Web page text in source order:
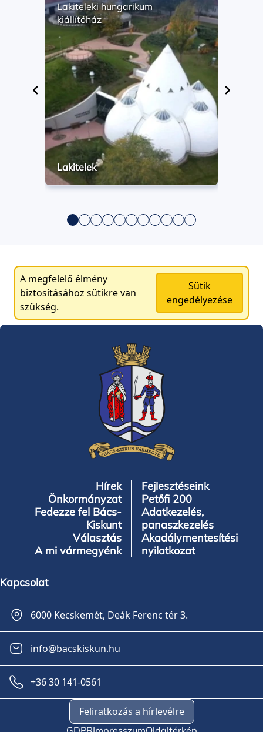
Lakiteleki hungarikum
kiállítóház
Lakitelek
A megfelelő élmény
biztosításához sütikre van
szükség.
Sütik
engedélyezése
Hírek
Önkormányzat
Fedezze fel Bács-
Kiskunt
Választás
A mi vármegyénk
Fejlesztéseink
Petőfi 200
Adatkezelés,
panaszkezelés
Akadálymentesítési
nyilatkozat
Kapcsolat
6000 Kecskemét, Deák Ferenc tér 3.
info@bacskiskun.hu
+36 30 141-0561
Feliratkozás a hírlevélre